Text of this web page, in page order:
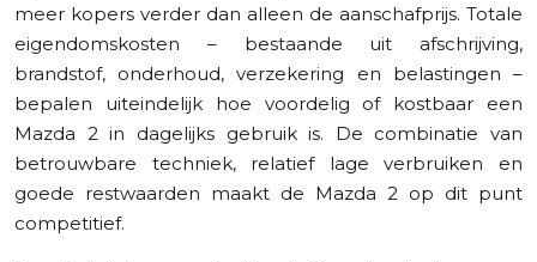
meer kopers verder dan alleen de aanschafprijs. Totale
eigendomskosten – bestaande uit afschrijving,
brandstof, onderhoud, verzekering en belastingen –
bepalen uiteindelijk hoe voordelig of kostbaar een
Mazda 2 in dagelijks gebruik is. De combinatie van
betrouwbare techniek, relatief lage verbruiken en
goede restwaarden maakt de Mazda 2 op dit punt
competitief.